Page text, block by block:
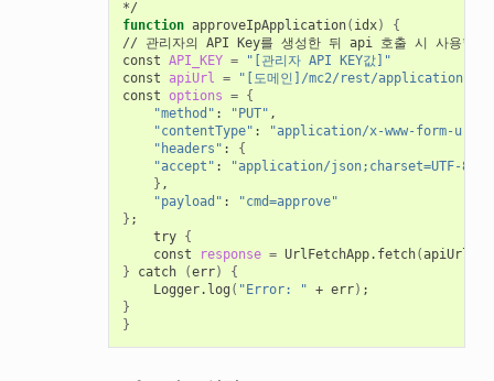
function approveIpApplication( idx)
{
// 관리자의 API Key를 생성한 뒤 api 호출 시 사용할
const API_KEY =
"[관리자 API KEY값]"
const apiUrl =
"[도메인]/mc2/rest/applications/
const options = {
"method" : "PUT" ,
"contentType" :
"application/x-www-form-
"headers" : {
"accept" :
"application/json;charset=UTF-8"
} ,
"payload" :
"cmd=approve"
} ;
    try
{
    const
response = UrlFetchApp.fetch(apiUrl,
} catch (err)
{
    Logger.log
( "Error: " + err) ;
}
}